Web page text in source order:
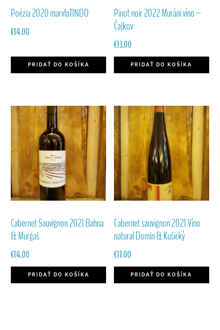
Poézia 2020 marvlaTINDO
€14.00
PRIDAŤ DO KOŠÍKA
Pinot noir 2022 Muráni víno –
Čajkov
€13.00
PRIDAŤ DO KOŠÍKA
Cabernet Sauvignon 2021 Bahna
& Murgaš
€14.00
PRIDAŤ DO KOŠÍKA
Cabernet sauvignon 2021 Víno
natural Domin & Kušický
€17.00
PRIDAŤ DO KOŠÍKA